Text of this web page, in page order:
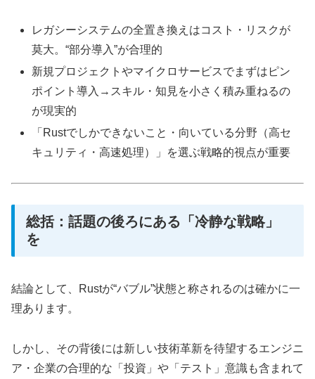
レガシーシステムの全置き換えはコスト・リスクが
莫大。“部分導入”が合理的
新規プロジェクトやマイクロサービスでまずはピン
ポイント導入→スキル・知見を小さく積み重ねるの
が現実的
「Rustでしかできないこと・向いている分野（高セ
キュリティ・高速処理）」を選ぶ戦略的視点が重要
総括：話題の後ろにある「冷静な戦略」
を
結論として、Rustが“バブル”状態と称されるのは確かに一
理あります。
しかし、その背後には新しい技術革新を待望するエンジニ
ア・企業の合理的な「投資」や「テスト」意識も含まれて